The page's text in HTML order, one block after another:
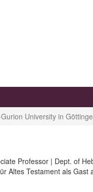
University in
Professor | Dept. of
Altes Testament als